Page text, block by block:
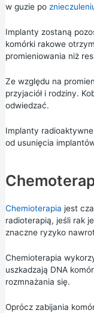
w guzie po
Implanty zostaną
komórki rakowe
promieniowania niż
Ze względu na
przyjaciół i rodziny.
odwiedzać.
Implanty
od usunięcia
Chemioterapia jest
radioterapią, jeśli rak
znaczne ryzyko
Chemioterapia
uszkadzają DNA
rozmnażania się.
Oprócz zabijania